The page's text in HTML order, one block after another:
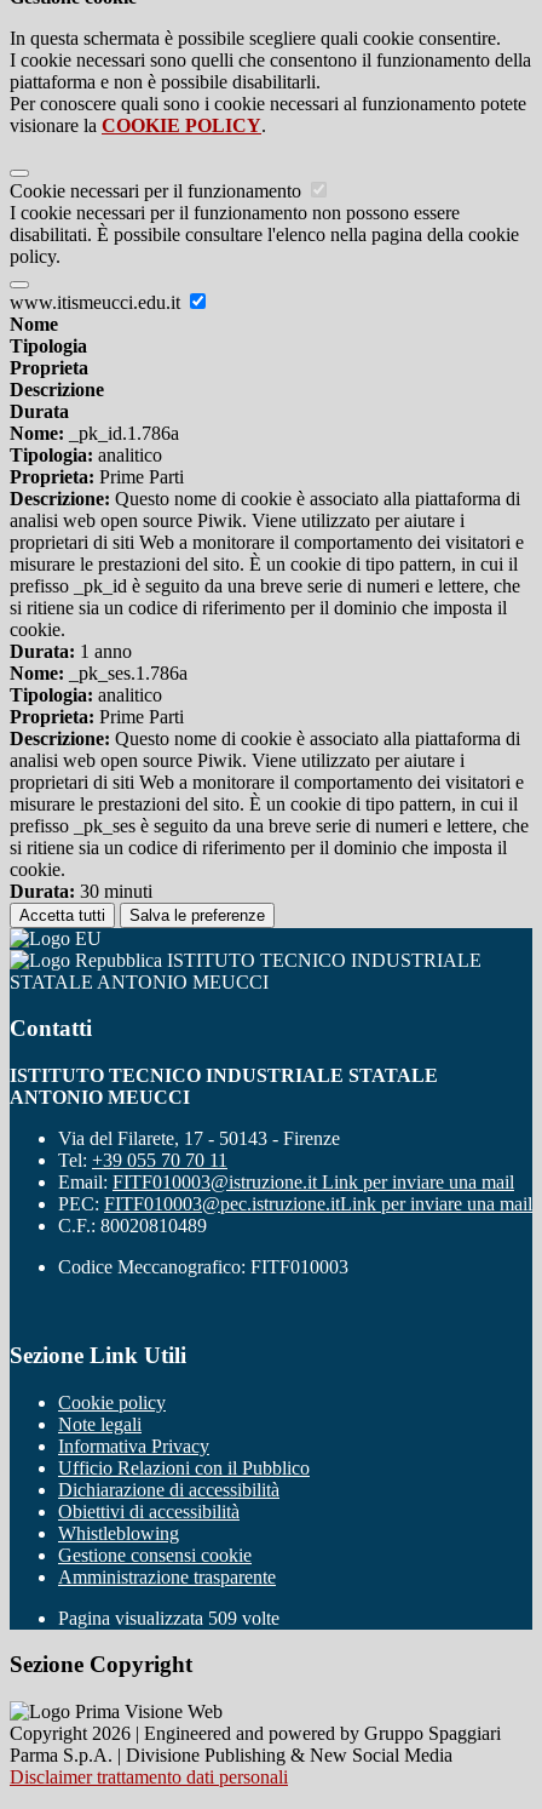
In questa schermata è possibile scegliere quali cookie consentire.
I cookie necessari sono quelli che consentono il funzionamento della
piattaforma e non è possibile disabilitarli.
Per conoscere quali sono i cookie necessari al funzionamento potete
visionare la COOKIE POLICY.
Cookie necessari per il funzionamento
I cookie necessari per il funzionamento non possono essere
disabilitati. È possibile consultare l'elenco nella pagina della cookie
policy.
www.itismeucci.edu.it
Nome
Tipologia
Proprieta
Descrizione
Durata
Nome: _pk_id.1.786a
Tipologia: analitico
Proprieta: Prime Parti
Descrizione: Questo nome di cookie è associato alla piattaforma di
analisi web open source Piwik. Viene utilizzato per aiutare i
proprietari di siti Web a monitorare il comportamento dei visitatori e
misurare le prestazioni del sito. È un cookie di tipo pattern, in cui il
prefisso _pk_id è seguito da una breve serie di numeri e lettere, che
si ritiene sia un codice di riferimento per il dominio che imposta il
cookie.
Durata: 1 anno
Nome: _pk_ses.1.786a
Tipologia: analitico
Proprieta: Prime Parti
Descrizione: Questo nome di cookie è associato alla piattaforma di
analisi web open source Piwik. Viene utilizzato per aiutare i
proprietari di siti Web a monitorare il comportamento dei visitatori e
misurare le prestazioni del sito. È un cookie di tipo pattern, in cui il
prefisso _pk_ses è seguito da una breve serie di numeri e lettere, che
si ritiene sia un codice di riferimento per il dominio che imposta il
cookie.
Durata: 30 minuti
Accetta tutti Salva le preferenze
ISTITUTO TECNICO INDUSTRIALE
STATALE ANTONIO MEUCCI
Contatti
ISTITUTO TECNICO INDUSTRIALE STATALE
ANTONIO MEUCCI
Via del Filarete, 17 - 50143 - Firenze
Tel: +39 055 70 70 11
Email: FITF010003@istruzione.it Link per inviare una mail
PEC: FITF010003@pec.istruzione.itLink per inviare una mail
C.F.: 80020810489
Codice Meccanografico: FITF010003
Sezione Link Utili
Cookie policy
Note legali
Informativa Privacy
Ufficio Relazioni con il Pubblico
Dichiarazione di accessibilità
Obiettivi di accessibilità
Whistleblowing
Gestione consensi cookie
Amministrazione trasparente
Pagina visualizzata 509 volte
Sezione Copyright
Copyright 2026 | Engineered and powered by Gruppo Spaggiari
Parma S.p.A. | Divisione Publishing & New Social Media
Disclaimer trattamento dati personali